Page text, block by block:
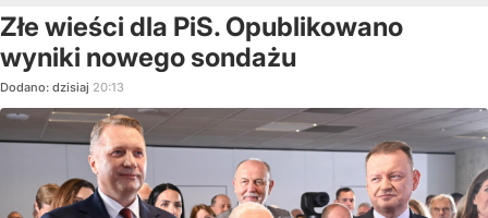
Złe wieści dla PiS. Opublikowano
wyniki nowego sondażu
Dodano: dzisiaj 20:13